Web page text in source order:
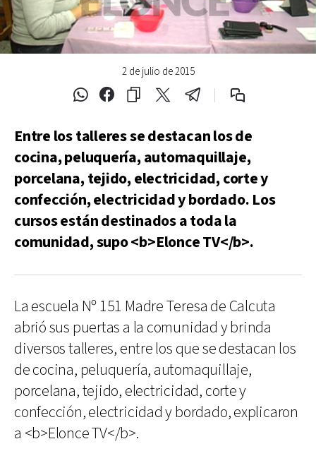
2 de julio de 2015
Entre los talleres se destacan los de
cocina, peluquería, automaquillaje,
porcelana, tejido, electricidad, corte y
confección, electricidad y bordado. Los
cursos están destinados a toda la
comunidad, supo <b>Elonce TV</b>.
La escuela Nº 151 Madre Teresa de Calcuta
abrió sus puertas a la comunidad y brinda
diversos talleres, entre los que se destacan los
de cocina, peluquería, automaquillaje,
porcelana, tejido, electricidad, corte y
confección, electricidad y bordado, explicaron
a <b>Elonce TV</b>.